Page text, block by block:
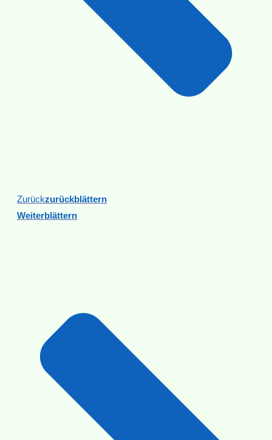
ZurückZurückblättern
Weiterblättern